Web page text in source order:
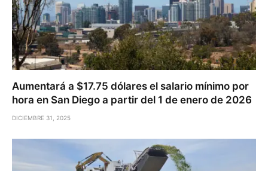
Aumentará a $17.75 dólares el salario mínimo por
hora en San Diego a partir del 1 de enero de 2026
DICIEMBRE 31, 2025